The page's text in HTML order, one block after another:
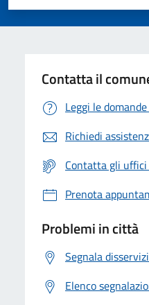
Valuta 5
Valuta 4 stelle
Valuta 3 stelle su 5
Valuta 2 stelle su 5
Valuta 1 stelle su 5
Contatta il
Leggi le
Richiedi
Contatta gli
Prenota
Problemi in città
Segnala
Elenco